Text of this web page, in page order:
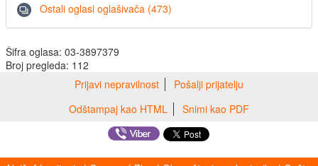
Ostali oglasi oglašivača (473)
Šifra oglasa: 03-3897379
Broj pregleda: 112
Prijavi nepravilnost
Pošalji prijatelju
Odštampaj kao HTML
Snimi kao PDF